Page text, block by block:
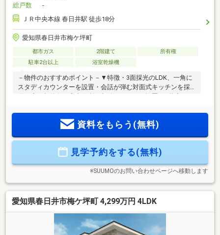
総戸数
-
ＪＲ中央本線 春日井駅 徒歩18分
愛知県春日井市梅ケ坪町
都市ガス 2階建て
所有権
駐車2台以上
浴室乾燥機
－物件のおすすめポイント－▼特徴・3面採光のLDK、一角に
スタディカウンターを設置・会話が弾む対面式キッチンを採
向きバルコニー付・玄関をすっきり保てるSICを設置・駐車ス
ペース2台分有(車種による)▼設備・浴室乾燥機▼周辺環境・
お手伝いします ━━━━━・・・物件の詳細・ご相談はお気
資料をもらう(無料)
見学予約をする(無料)
※SUUMOのお問い合わせページへ移動します
愛知県春日井市梅ケ坪町 4,299万円 4LDK